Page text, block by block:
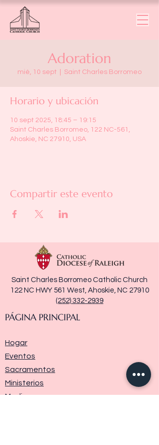
Adoration
mié, 10 sept Saint Charles Borromeo
Horario y ubicación
10 sept 2025, 18:45 – 19:15
Saint Charles Borromeo, 122 NC-561,
Ahoskie, NC 27910, USA
Compartir este evento
Saint Charles Borromeo Catholic Church
122 NC HWY 561 West, Ahoskie, NC 27910
(252) 332-2939
PÁGINA PRINCIPAL
Hogar
Eventos
Sacramentos
Ministerios
Media